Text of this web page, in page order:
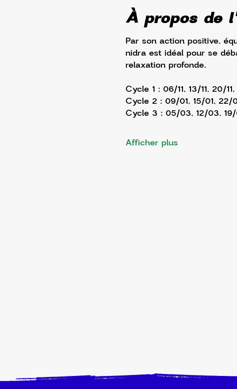
À propos de
Par son action positive,
nidra est idéal pour se
relaxation profonde.
Cycle 1 : 06/11, 13/11, 20/
Cycle 2 : 09/01, 15/01,
Cycle 3 : 05/03, 12/03,
Afficher plus